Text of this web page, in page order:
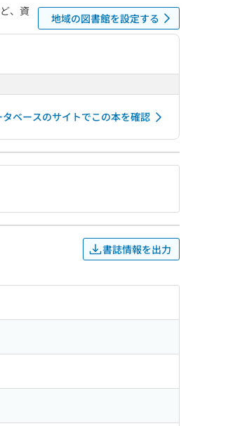
、資
地域の図書館を設定する
ベースのサイトでこの本を確認
書誌情報を出力